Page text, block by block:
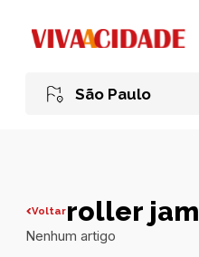
São Paulo
Voltarroller jam
Nenhum artigo